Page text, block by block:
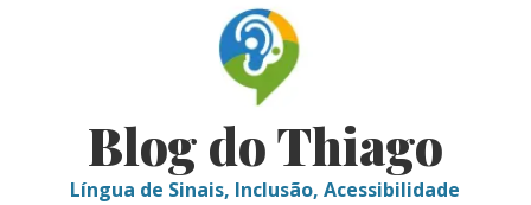
Blog do Thiago
Língua de Sinais, Inclusão, Acessibilidade